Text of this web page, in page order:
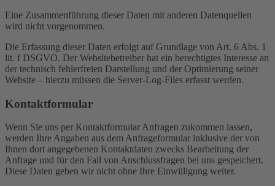
Eine Zusammenführung dieser Daten mit anderen Datenquellen
wird nicht vorgenommen.
Die Erfassung dieser Daten erfolgt auf Grundlage von Art. 6 Abs. 1
lit. f DSGVO. Der Websitebetreiber hat ein berechtigtes Interesse an
der technisch fehlerfreien Darstellung und der Optimierung seiner
Website – hierzu müssen die Server-Log-Files erfasst werden.
Kontaktformular
Wenn Sie uns per Kontaktformular Anfragen zukommen lassen,
werden Ihre Angaben aus dem Anfrageformular inklusive der von
Ihnen dort angegebenen Kontaktdaten zwecks Bearbeitung der
Anfrage und für den Fall von Anschlussfragen bei uns gespeichert.
Diese Daten geben wir nicht ohne Ihre Einwilligung weiter.